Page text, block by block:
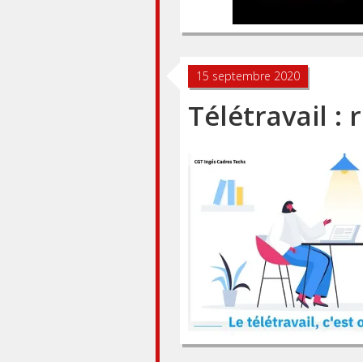
15 septembre 2020
Télétravail :